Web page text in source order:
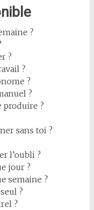
?
?
?
?
?
produire ?
sans toi ?
l’oubli ?
jour ?
semaine ?
?
?